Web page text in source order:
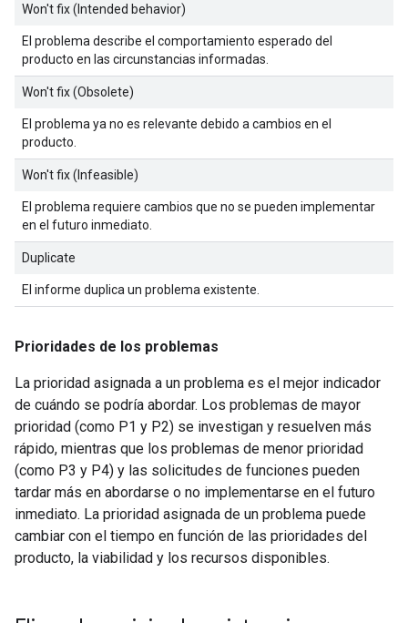
Won't fix (Intended behavior)
El problema describe el comportamiento esperado del
producto en las circunstancias informadas.
Won't fix (Obsolete)
El problema ya no es relevante debido a cambios en el
producto.
Won't fix (Infeasible)
El problema requiere cambios que no se pueden implementar
en el futuro inmediato.
Duplicate
El informe duplica un problema existente.
Prioridades de los problemas
La prioridad asignada a un problema es el mejor indicador
de cuándo se podría abordar. Los problemas de mayor
prioridad (como P1 y P2) se investigan y resuelven más
rápido, mientras que los problemas de menor prioridad
(como P3 y P4) y las solicitudes de funciones pueden
tardar más en abordarse o no implementarse en el futuro
inmediato. La prioridad asignada de un problema puede
cambiar con el tiempo en función de las prioridades del
producto, la viabilidad y los recursos disponibles.